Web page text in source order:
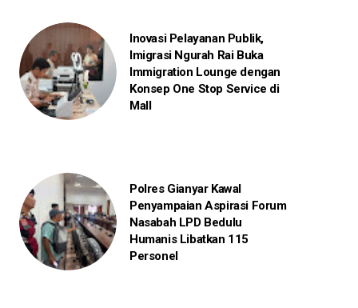
Inovasi Pelayanan Publik,
Imigrasi Ngurah Rai Buka
Immigration Lounge dengan
Konsep One Stop Service di
Mall
Polres Gianyar Kawal
Penyampaian Aspirasi Forum
Nasabah LPD Bedulu
Humanis Libatkan 115
Personel